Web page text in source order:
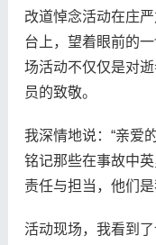
改道悼念活动在庄
台上，望着眼前的
场活动不仅仅是对
员的致敬。
我深情地说：“亲爱
铭记那些在事故中
责任与担当，他们
活动现场，我看到